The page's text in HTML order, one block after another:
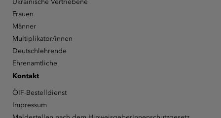
Frauen
Männer
Multiplikator/innen
Deutschlehrende
Ehrenamtliche
Kontakt
ÖIF-Bestelldienst
Impressum